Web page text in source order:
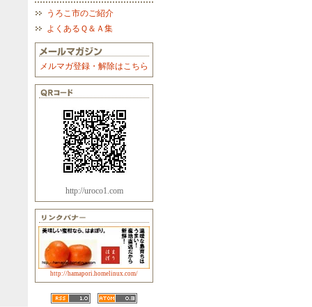
うろこ市のご紹介
よくあるＱ＆Ａ集
メルマガ登録・解除はこちら
http://uroco1.com
http://hamapori.homelinux.com/